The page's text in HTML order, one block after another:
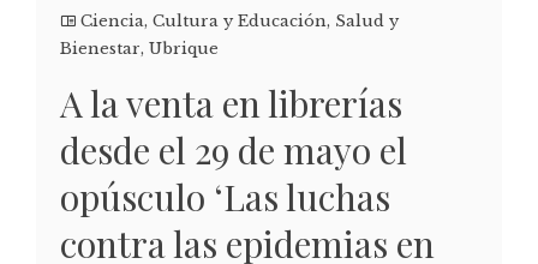
Ciencia, Cultura y Educación, Salud y
Bienestar, Ubrique
A la venta en librerías
desde el 29 de mayo el
opúsculo ‘Las luchas
contra las epidemias en